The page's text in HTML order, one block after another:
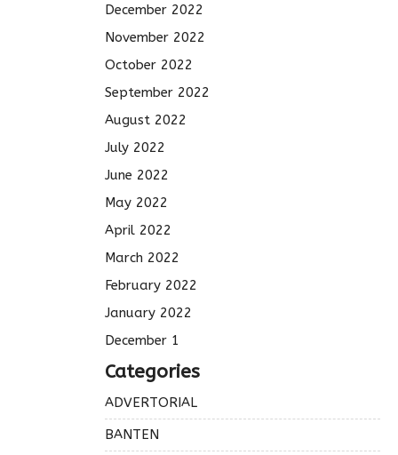
December 2022
November 2022
October 2022
September 2022
August 2022
July 2022
June 2022
May 2022
April 2022
March 2022
February 2022
January 2022
December 1
Categories
ADVERTORIAL
BANTEN